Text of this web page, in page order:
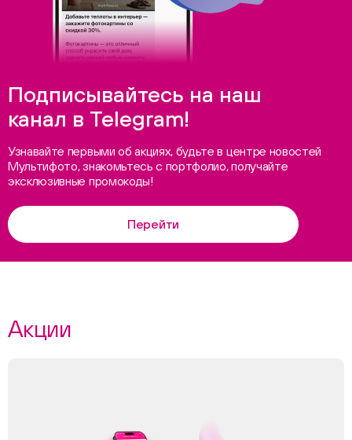
Подписывайтесь на наш
канал в Telegram!
Узнавайте первыми об акциях, будьте в центре новостей
Мультифото, знакомьтесь с портфолио, получайте
эксклюзивные промокоды!
Перейти
Акции